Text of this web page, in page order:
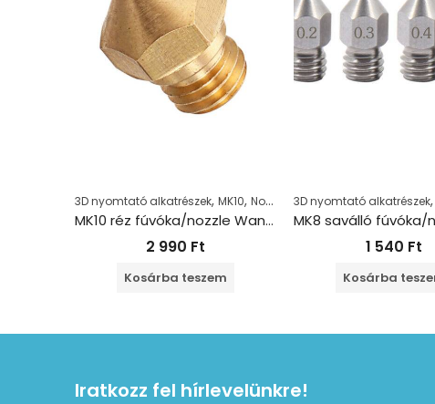
3D nyomtató alkatrészek, MK10, Nozzle
MK10 réz fúvóka/nozzle Wanhao 1.75+0.4mm
2 990 Ft
Kosárba teszem
3D nyomtató alkatrészek,
1 540 Ft
Kosárba
Iratkozz fel hírlevelünkre!